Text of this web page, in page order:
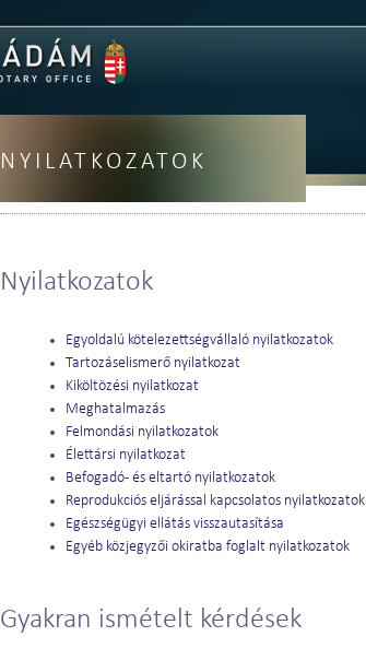
NYILATKOZATOK
Nyilatkozatok
Egyoldalú kötelezettségvállaló nyilatkozatok
Tartozáselismerő nyilatkozat
Kiköltözési nyilatkozat
Meghatalmazás
Felmondási nyilatkozatok
Élettársi nyilatkozat
Befogadó- és eltartó nyilatkozatok
Reprodukciós eljárással kapcsolatos nyilatkozatok
Egészségügyi ellátás visszautasítása
Egyéb közjegyzői okiratba foglalt nyilatkozatok
Gyakran ismételt kérdések